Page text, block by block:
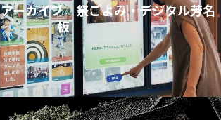
ーカイブ 祭ごよみ・デジタル芳名
板